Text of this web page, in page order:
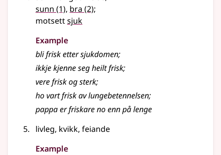
sunn (1), bra (2);
motsettsjuk
Example
bli frisk etter sjukdomen;
ikkje kjenne seg heilt frisk;
vere frisk og sterk;
ho vart frisk av lungebetennelsen;
pappa er friskare no enn på lenge
livleg, kvikk, feiande
Example